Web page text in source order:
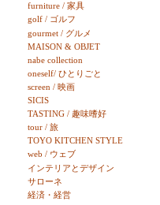
furniture / 家具
golf / ゴルフ
gourmet / グルメ
MAISON & OBJET
nabe collection
oneself/ ひとりごと
screen / 映画
SICIS
TASTING / 趣味嗜好
tour / 旅
TOYO KITCHEN STYLE
web / ウェブ
インテリアとデザイン
サローネ
経済・経営